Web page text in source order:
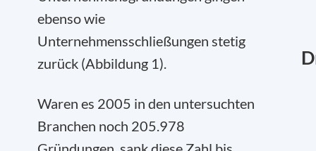
ebenso wie
Unternehmensschließungen stetig
zurück (Abbildung 1).
Waren es 2005 in den untersuchten
Branchen noch 205.978